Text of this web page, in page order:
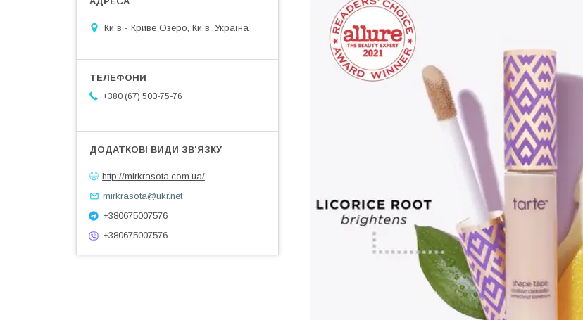
Київ - Криве Озеро, Київ, Україна
+380 (67) 500-75-76
http://mirkrasota.com.ua/
mirkrasota@ukr.net
+380675007576
+380675007576